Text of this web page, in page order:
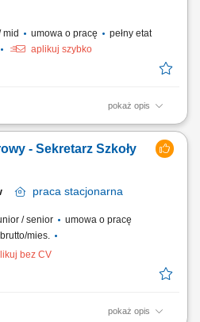
mid umowa o pracę
pełny etat
aplikuj szybko
pokaż opis
osób, które chcą pracować i
Osób, które mają doświadczenie w
zamówień. Mają doświadczenie
polega praca? Wystawianie faktur.
- Sekretarz Szkoły
praca stacjonarna
/ senior
umowa o pracę
mies.
bez CV
pokaż opis